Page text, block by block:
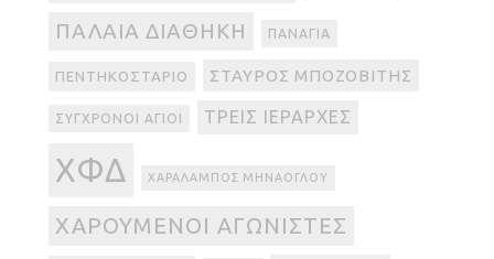
ΠΑΛΑΙΆ ΔΙΑΘΉΚΗ ΠΑΝΑΓΊΑ
ΠΕΝΤΗΚΟΣΤΆΡΙΟ ΣΤΑΎΡΟΣ ΜΠΟΖΟΒΊΤΗΣ
ΣΎΓΧΡΟΝΟΙ ΆΓΙΟΙ ΤΡΕΙΣ ΙΕΡΆΡΧΕΣ
ΧΦΔ ΧΑΡΆΛΑΜΠΟΣ ΜΗΝΆΟΓΛΟΥ
ΧΑΡΟΎΜΕΝΟΙ ΑΓΩΝΙΣΤΈΣ